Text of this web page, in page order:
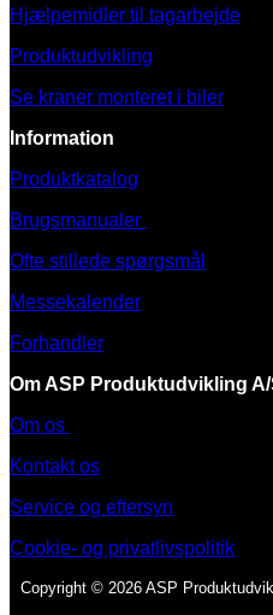
Hjælpemidler til tagarbejde
Produktudvikling
Se kraner monteret i biler
Information
Produktkatalog
Brugsmanualer
Ofte stillede spørgsmål
Messekalender
Forhandler
Om ASP Produktudvikling A/
Om os
Kontakt os
Service og eftersyn
Cookie- og privatlivspolitik
Copyright © 2026 ASP